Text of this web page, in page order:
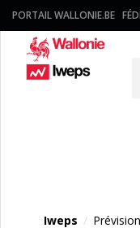
PORTAIL WALLONIE.BE
Iweps /